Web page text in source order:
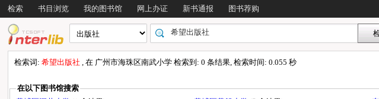
检索 书目浏览 我的图书馆 网上办证 新书通报 图书荐购
检索词:希望出版社, 在 广州市海珠区南武小学 检索到: 0 条结果, 检索时间: 0.055 秒
在以下图书馆搜索